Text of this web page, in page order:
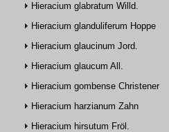
Hieracium glabratum Willd.
Hieracium glanduliferum Hoppe
Hieracium glaucinum Jord.
Hieracium glaucum All.
Hieracium gombense Christener
Hieracium harzianum Zahn
Hieracium hirsutum Fröl.